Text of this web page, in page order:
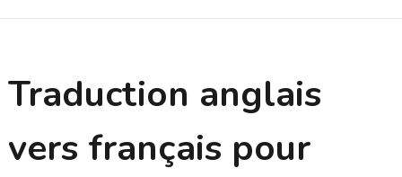
Traduction anglais
vers français pour